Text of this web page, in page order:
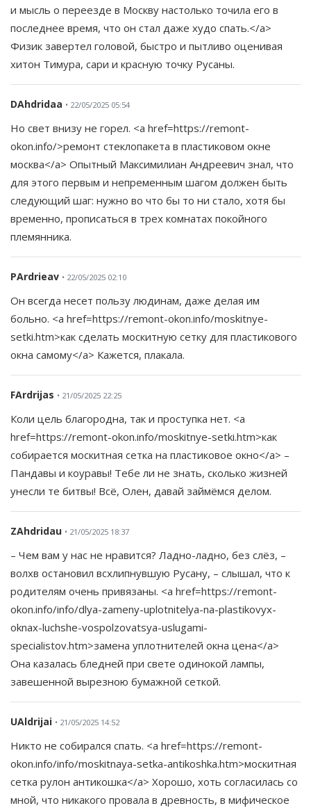
и мысль о переезде в Москву настолько точила его в
последнее время, что он стал даже худо спать.</a>
Физик завертел головой, быстро и пытливо оценивая
хитон Тимура, сари и красную точку Русаны.
DAhdridaa • 22/05/2025 05:54
Но свет внизу не горел. <a href=https://remont-
okon.info/>ремонт стеклопакета в пластиковом окне
москва</a> Опытный Максимилиан Андреевич знал, что
для этого первым и непременным шагом должен быть
следующий шаг: нужно во что бы то ни стало, хотя бы
временно, прописаться в трех комнатах покойного
племянника.
PArdrieav • 22/05/2025 02:10
Он всегда несет пользу людинам, даже делая им
больно. <a href=https://remont-okon.info/moskitnye-
setki.htm>как сделать москитную сетку для пластикового
окна самому</a> Кажется, плакала.
FArdrijas • 21/05/2025 22:25
Коли цель благородна, так и проступка нет. <a
href=https://remont-okon.info/moskitnye-setki.htm>как
собирается москитная сетка на пластиковое окно</a> –
Пандавы и коуравы! Тебе ли не знать, сколько жизней
унесли те битвы! Всё, Олен, давай займёмся делом.
ZAhdridau • 21/05/2025 18:37
– Чем вам у нас не нравится? Ладно-ладно, без слёз, –
волхв остановил всхлипнувшую Русану, – слышал, что к
родителям очень привязаны. <a href=https://remont-
okon.info/info/dlya-zameny-uplotnitelya-na-plastikovyx-
oknax-luchshe-vospolzovatsya-uslugami-
specialistov.htm>замена уплотнителей окна цена</a>
Она казалась бледней при свете одинокой лампы,
завешенной вырезною бумажной сеткой.
UAldrijai • 21/05/2025 14:52
Никто не собирался спать. <a href=https://remont-
okon.info/info/moskitnaya-setka-antikoshka.htm>москитная
сетка рулон антикошка</a> Хорошо, хоть согласилась со
мной, что никакого провала в древность, в мифическое